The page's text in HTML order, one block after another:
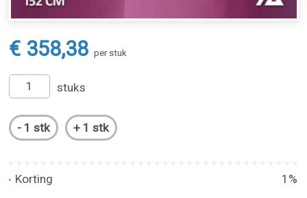
€ 358,38 per stuk
stuks
Korting
1%